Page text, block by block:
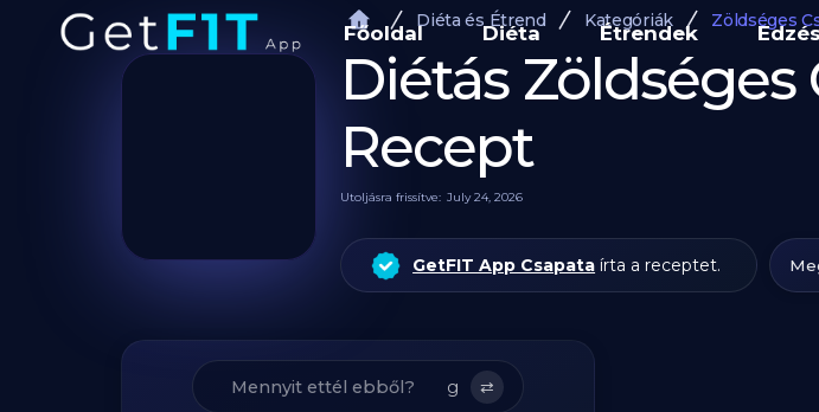
Főoldal Diéta Étrendek
Diéta és Étrend Kategóriák Zöldséges
Diétás Zöldséges
Recept
Utoljásra frissítve: July 24, 2026
GetFIT App Csapata írta a receptet.
g ⇄